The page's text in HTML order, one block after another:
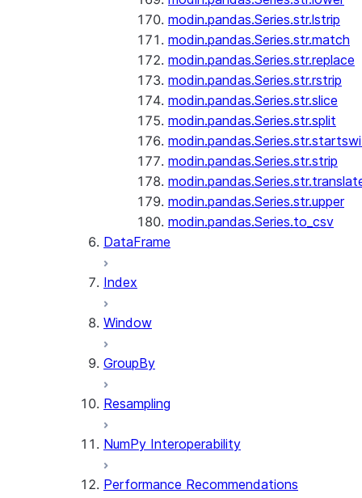
modin.pandas.Series.str.lstrip
modin.pandas.Series.str.match
modin.pandas.Series.str.replace
modin.pandas.Series.str.rstrip
modin.pandas.Series.str.slice
modin.pandas.Series.str.split
modin.pandas.Series.str.strip
modin.pandas.Series.str.upper
modin.pandas.Series.to_csv
DataFrame
Index
Window
GroupBy
Resampling
NumPy Interoperability
Performance Recommendations